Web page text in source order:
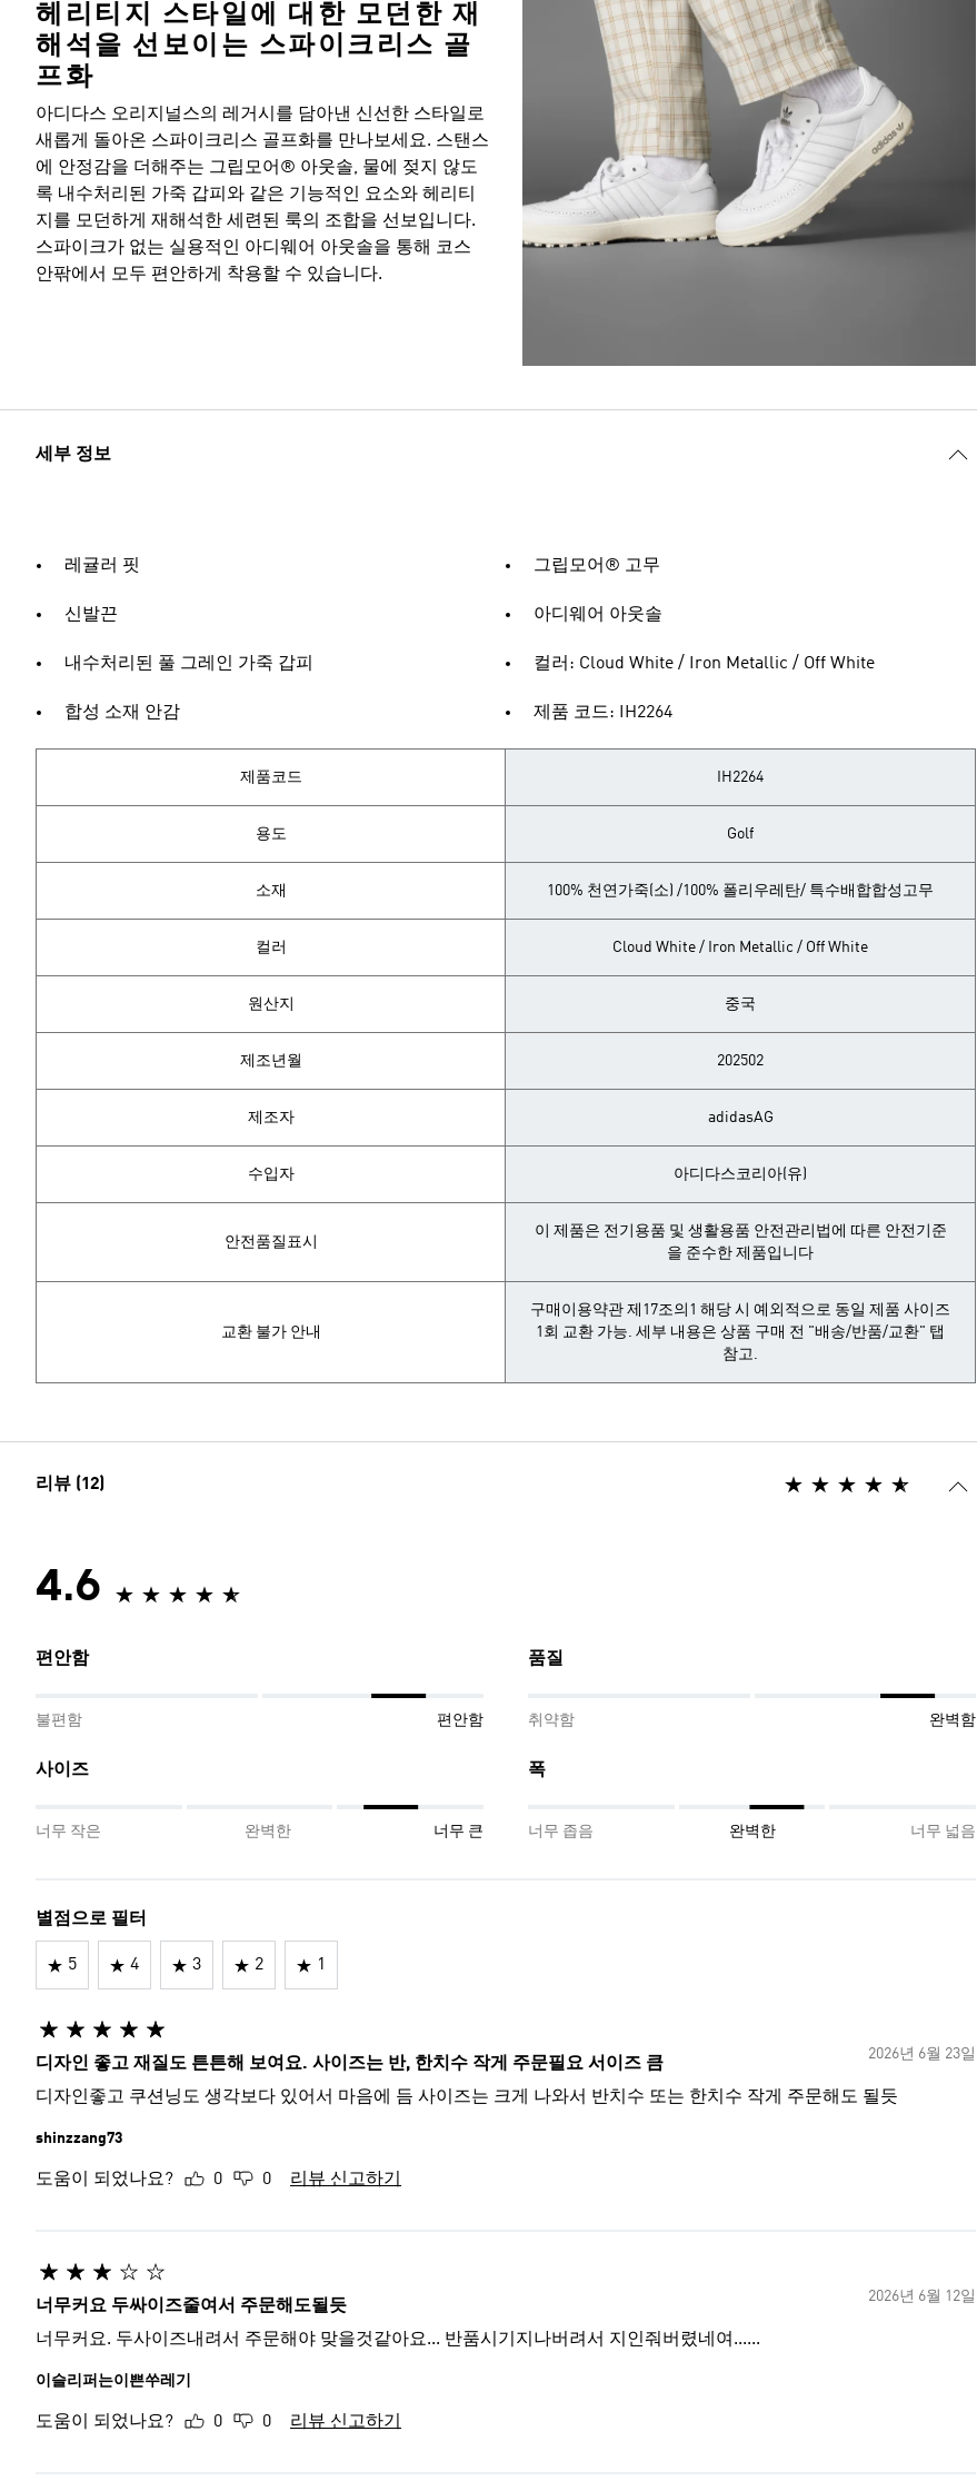
헤리티지 스타일에 대한 모던한 재
해석을 선보이는 스파이크리스 골
프화
아디다스 오리지널스의 레거시를 담아낸 신선한 스타일로
새롭게 돌아온 스파이크리스 골프화를 만나보세요. 스탠스
에 안정감을 더해주는 그립모어® 아웃솔, 물에 젖지 않도
록 내수처리된 가죽 갑피와 같은 기능적인 요소와 헤리티
지를 모던하게 재해석한 세련된 룩의 조합을 선보입니다.
스파이크가 없는 실용적인 아디웨어 아웃솔을 통해 코스
안팎에서 모두 편안하게 착용할 수 있습니다.
세부 정보
레귤러 핏
신발끈
내수처리된 풀 그레인 가죽 갑피
합성 소재 안감
그립모어® 고무
아디웨어 아웃솔
컬러: Cloud White / Iron Metallic / Off White
제품 코드: IH2264
제품코드 IH2264
용도 Golf
소재 100% 천연가죽(소) /100% 폴리우레탄/ 특수배합합성고무
컬러 Cloud White / Iron Metallic / Off White
원산지 중국
제조년월 202502
제조자 adidasAG
수입자 아디다스코리아(유)
안전품질표시
이 제품은 전기용품 및 생활용품 안전관리법에 따른 안전기준
을 준수한 제품입니다
교환 불가 안내
구매이용약관 제17조의1 해당 시 예외적으로 동일 제품 사이즈
1회 교환 가능. 세부 내용은 상품 구매 전 "배송/반품/교환" 탭
참고.
리뷰 (12)
4.6
편안함
불편함 편안함
품질
취약함 완벽함
사이즈
너무 작은 완벽한 너무 큰
폭
너무 좁음 완벽한 너무 넓음
별점으로 필터
5 4 3 2 1
2026년 6월 23일
디자인 좋고 재질도 튼튼해 보여요. 사이즈는 반, 한치수 작게 주문필요 서이즈 큼
디자인좋고 쿠션닝도 생각보다 있어서 마음에 듬 사이즈는 크게 나와서 반치수 또는 한치수 작게 주문해도 될듯
shinzzang73
도움이 되었나요? 0 0 리뷰 신고하기
2026년 6월 12일
너무커요 두싸이즈줄여서 주문해도될듯
너무커요. 두사이즈내려서 주문해야 맞을것같아요... 반품시기지나버려서 지인줘버렸네여......
이슬리퍼는이쁜쑤레기
도움이 되었나요? 0 0 리뷰 신고하기